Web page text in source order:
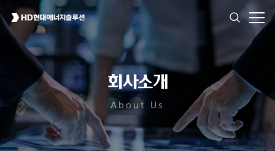
회사소개
About Us